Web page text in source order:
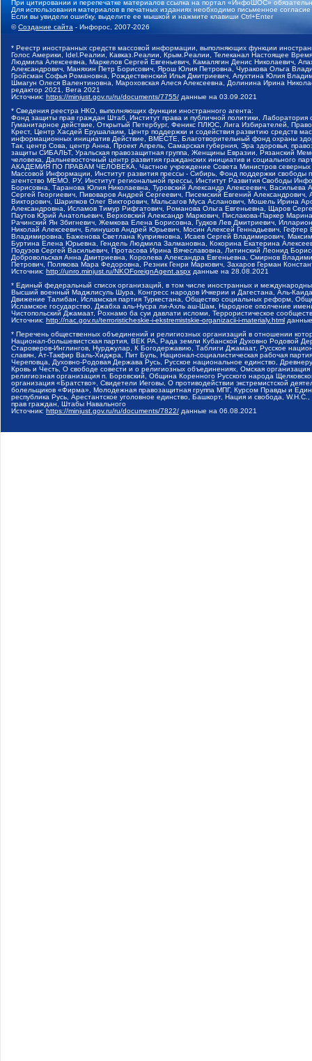
При цитировании и перепечатке материалов ссылка на портал «ИнфоШОС»
Для использования материалов в печатных изданиях необходимо письменное
Если вы увидели ошибку, выделите ее мышкой и нажмите клавиши Ctrl+Enter
©Создание сайта - Инфорос, 2007-2026
* Реестр иностранных средств массовой информации, выполняющих функции
Голос Америки, Idel.Реалии, Кавказ.Реалии, Крым.Реалии, Телеканал Настоящее
Людмила Алексеевна, Маркелов Сергей Евгеньевич, Камалягин Денис Николаевич,
Александрович, Маняхин Петр Борисович, Ярош Юлия Петровна, Чуракова Ольга
Гройсман Софья Романовна, Рождественский Илья Дмитриевич, Апухтина Юлия
Шмагун Олеся Валентиновна, Мароховская Алеся Алексеевна, Долинина Ирина
редактор 2021, Вега 2021
Источник: https://minjust.gov.ru/ru/documents/7755/ данные на 03.09.2021
* Сведения реестра НКО, выполняющих функции иностранного агента:
Фонд защиты прав граждан Штаб, Институт права и публичной политики,
Гуманитарное действие, Открытый Петербург, Феникс ПЛЮС, Лига Избирателей,
Крест, Центр Хасдей Ерушалаим, Центр поддержки и содействия развитию средств
информационных инициатив Действие, ВМЕСТЕ, Благотворительный фонд охраны
Так, центр Сова, центр Анна, Проект Апрель, Самарская губерния, Эра здоровья,
защиты СИБАЛЬТ, Уральская правозащитная группа, Женщины Евразии, Рязанский
человека, Дальневосточный центр развития гражданских инициатив и социального
АКАДЕМИЯ ПО ПРАВАМ ЧЕЛОВЕКА, Частное учреждение Совета Министров северных
Массовой Информации, Институт развития прессы - Сибирь, Фонд поддержки
агентство МЕМО. РУ, Институт региональной прессы, Институт Развития Свободы
Борисовна, Таранова Юлия Николаевна, Туровский Александр Алексеевич,
Сергей Георгиевич, Пивоваров Андрей Сергеевич, Писемский Евгений
Викторович, Шарипков Олег Викторович, Мальсагов Муса Асланович, Мошель Ирина
Александровна, Исламов Тимур Рифгатович, Романова Ольга Евгеньевна, Щаров
Паутов Юрий Анатольевич, Верховский Александр Маркович, Пислакова-Паркер
Рачинский Ян Збигневич, Жемкова Елена Борисовна, Гудков Лев Дмитриевич,
Николай Алексеевич, Блинушов Андрей Юрьевич, Мосин Алексей Геннадьевич,
Владимировна, Баженова Светлана Куприяновна, Исаев Сергей Владимирович,
Буртина Елена Юрьевна, Гендель Людмила Залмановна, Кокорина Екатерина
Подузов Сергей Васильевич, Протасова Ирина Вячеславовна, Литинский Леонид
Добровольская Анна Дмитриевна, Королева Александра Евгеньевна, Смирнов
Петрович, Полякова Мара Федоровна, Резник Генри Маркович, Захаров Герман
Источник: http://unro.minjust.ru/NKOForeignAgent.aspx данные на 28.08.2021
* Единый федеральный список организаций, в том числе иностранных и
Высший военный Маджлисуль Шура, Конгресс народов Ичкерии и Дагестана, Аль-
Движение Талибан, Исламская партия Туркестана, Общество социальных реформ,
Исламское государство, Джабха аль-Нусра ли-Ахль аш-Шам, Народное ополчение
Чистопольский Джамаат, Рохнамо ба суи давлати исломи, Террористическое
Источник: http://nac.gov.ru/terroristicheskie-i-ekstremistskie-organizacii-i-materialy.html
* Перечень общественных объединений и религиозных организаций в отношении
Национал-большевистская партия, ВЕК РА, Рада земли Кубанской Духовно Родовой
Староверов-Инглингов, Нурджулар, К Богодержавию, Таблиги Джамаат, Русское
славян, Ат-Такфир Валь-Хиджра, Пит Буль, Национал-социалистическая рабочая
Череповца, Духовно-Родовая Держава Русь, Русское национальное единство,
Кровь и Честь, О свободе совести и о религиозных объединениях, Омская
религиозная организация п. Боровский, Община Коренного Русского народа
организация «Братство», Свидетели Иеговы, О противодействии экстремистской
болельщиков «Фирма», Молодежная правозащитная группа МПГ, Курсом Правды и
республика Русь, Арестантское уголовное единство, Башкорт, Нация и свобода,
прав граждан, Штабы Навального
Источник: https://minjust.gov.ru/ru/documents/7822/ данные на 06.08.2021